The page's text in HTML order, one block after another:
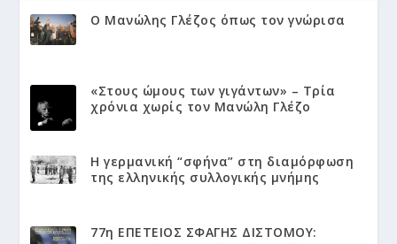
Ο Μανώλης Γλέζος όπως τον γνώρισα
«Στους ώμους των γιγάντων» – Τρία
χρόνια χωρίς τον Μανώλη Γλέζο
Η γερμανική “σφήνα” στη διαμόρφωση
της ελληνικής συλλογικής μνήμης
77η ΕΠΕΤΕΙΟΣ ΣΦΑΓΗΣ ΔΙΣΤΟΜΟΥ: